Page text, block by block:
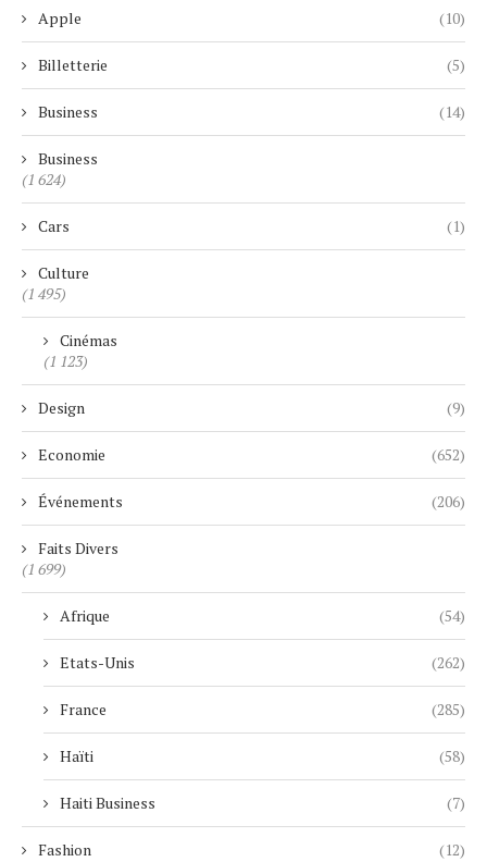
Apple (10)
Billetterie (5)
Business (14)
Business
(1 624)
Cars (1)
Culture
(1 495)
Cinémas
(1 123)
Design (9)
Economie (652)
Événements (206)
Faits Divers
(1 699)
Afrique (54)
Etats-Unis (262)
France (285)
Haïti (58)
Haiti Business (7)
Fashion (12)